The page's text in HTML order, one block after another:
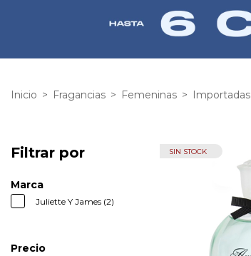
Inicio > Fragancias > Femeninas > Importadas
Filtrar por
Marca
Juliette Y James (2)
Precio
SIN STOCK